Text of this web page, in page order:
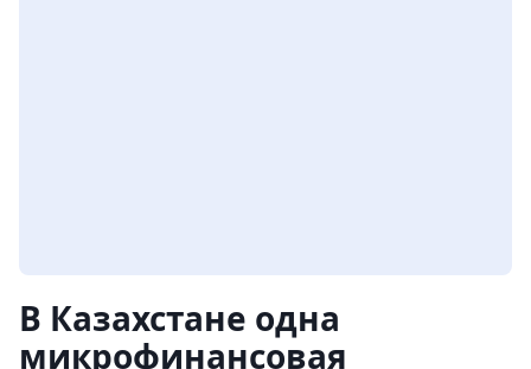
В Казахстане одна
микрофинансовая